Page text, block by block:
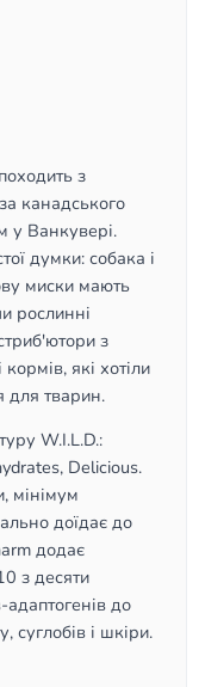
з
канадського
у Ванкувері.
думки: собака і
миски мають
рослинні
з
які хотіли
для тварин.
W.I.L.D.:
Delicious.
мінімум
доїдає до
додає
з десяти
до
суглобів і шкіри.